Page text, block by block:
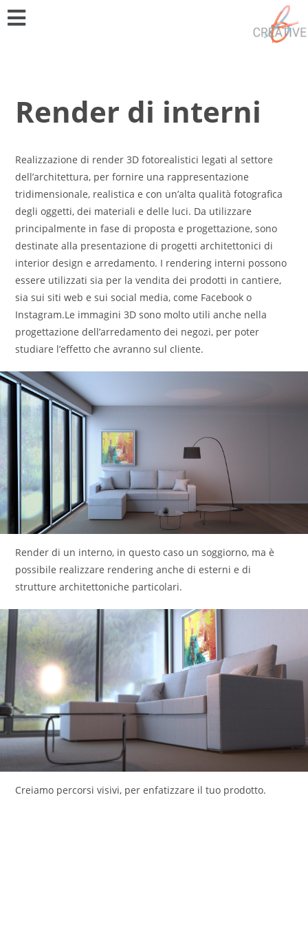
Render di interni
Realizzazione di render 3D fotorealistici legati al settore
dell’architettura, per fornire una rappresentazione
tridimensionale, realistica e con un’alta qualità fotografica
degli oggetti, dei materiali e delle luci. Da utilizzare
principalmente in fase di proposta e progettazione, sono
destinate alla presentazione di progetti architettonici di
interior design e arredamento. I rendering interni possono
essere utilizzati sia per la vendita dei prodotti in cantiere,
sia sui siti web e sui social media, come Facebook o
Instagram.Le immagini 3D sono molto utili anche nella
progettazione dell’arredamento dei negozi, per poter
studiare l’effetto che avranno sul cliente.
Render di un interno, in questo caso un soggiorno, ma è
possibile realizzare rendering anche di esterni e di
strutture architettoniche particolari.
Creiamo percorsi visivi, per enfatizzare il tuo prodotto.